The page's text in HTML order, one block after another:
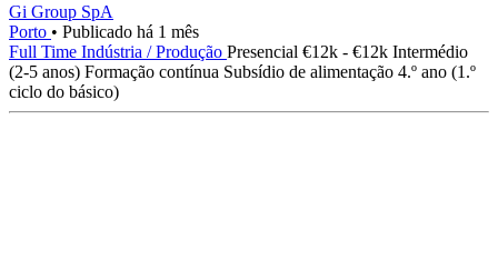
Gi Group SpA
Porto • Publicado há 1 mês
Full Time Indústria / Produção Presencial €12k - €12k Intermédio
(2-5 anos) Formação contínua Subsídio de alimentação 4.º ano (1.º
ciclo do básico)